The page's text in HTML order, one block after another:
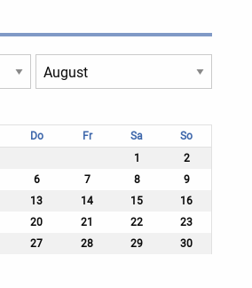
Do Fr Sa
So
1
2
6 7 8
9
13 14 15
16
20 21 22
23
27 28 29
30